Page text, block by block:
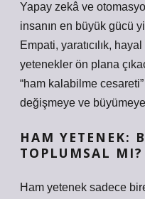
Yapay zekâ ve
insanın en büyük gücü
Empati, yaratıcılık,
yetenekler ön plana
“ham kalabilme
değişmeye ve
HAM YETENEK:
TOPLUMSAL MI?
Ham yetenek sadece